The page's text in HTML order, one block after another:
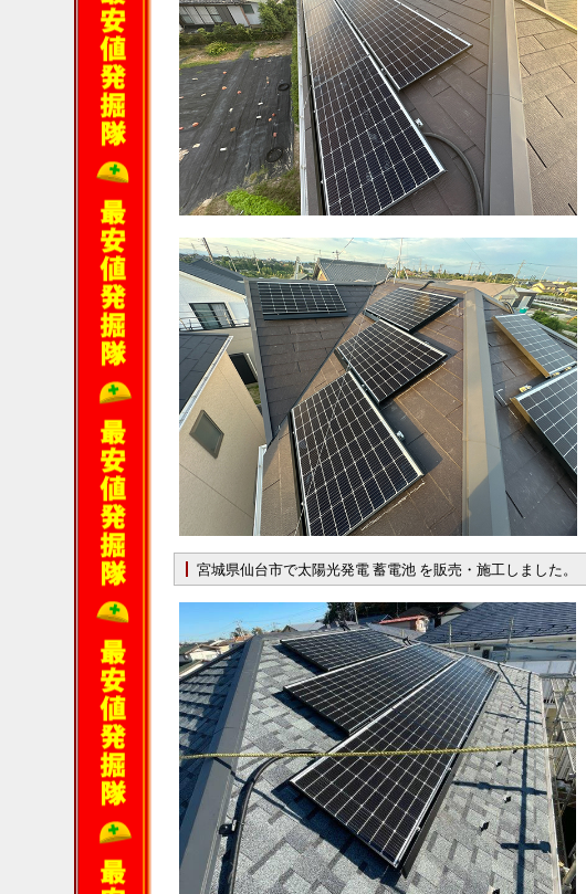
宮城県仙台市で太陽光発電 蓄電池 を販売・施工しました。